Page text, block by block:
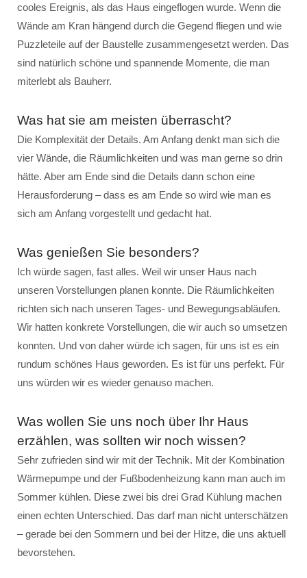
cooles Ereignis, als das Haus eingeflogen wurde. Wenn die
Wände am Kran hängend durch die Gegend fliegen und wie
Puzzleteile auf der Baustelle zusammengesetzt werden. Das
sind natürlich schöne und spannende Momente, die man
miterlebt als Bauherr.
Was hat sie am meisten überrascht?
Die Komplexität der Details. Am Anfang denkt man sich die
vier Wände, die Räumlichkeiten und was man gerne so drin
hätte. Aber am Ende sind die Details dann schon eine
Herausforderung – dass es am Ende so wird wie man es
sich am Anfang vorgestellt und gedacht hat.
Was genießen Sie besonders?
Ich würde sagen, fast alles. Weil wir unser Haus nach
unseren Vorstellungen planen konnte. Die Räumlichkeiten
richten sich nach unseren Tages- und Bewegungsabläufen.
Wir hatten konkrete Vorstellungen, die wir auch so umsetzen
konnten. Und von daher würde ich sagen, für uns ist es ein
rundum schönes Haus geworden. Es ist für uns perfekt. Für
uns würden wir es wieder genauso machen.
Was wollen Sie uns noch über Ihr Haus
erzählen, was sollten wir noch wissen?
Sehr zufrieden sind wir mit der Technik. Mit der Kombination
Wärmepumpe und der Fußbodenheizung kann man auch im
Sommer kühlen. Diese zwei bis drei Grad Kühlung machen
einen echten Unterschied. Das darf man nicht unterschätzen
– gerade bei den Sommern und bei der Hitze, die uns aktuell
bevorstehen.